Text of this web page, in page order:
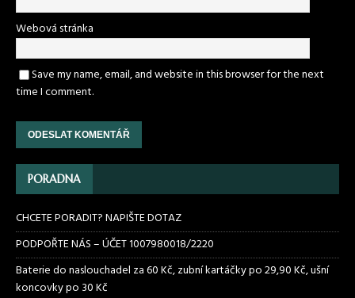
Webová stránka
Save my name, email, and website in this browser for the next
time I comment.
PORADNA
CHCETE PORADIT? NAPIŠTE DOTAZ
PODPOŘTE NÁS – ÚČET 1007980018/2220
Baterie do naslouchadel za 60 Kč, zubní kartáčky po 29,90 Kč, ušní
koncovky po 30 Kč